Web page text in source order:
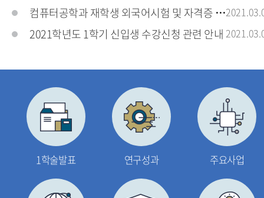
컴퓨터공학과 재학생 외국어시험 및 자격증 응시료
2021학년도 1학기 신입생 수강신청 관련 안내
1학술발표 연구성과 주요사업